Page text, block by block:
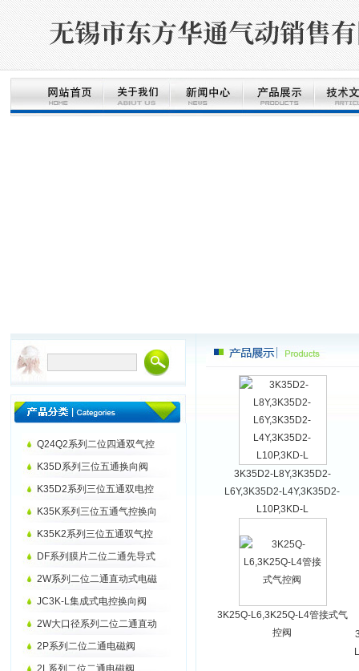
Q24Q2系列二位四通双气控
K35D系列三位五通换向阀
K35D2系列三位五通双电控
K35K系列三位五通气控换向
K35K2系列三位五通双气控
DF系列膜片二位二通先导式
2W系列二位二通直动式电磁
JC3K-L集成式电控换向阀
2W大口径系列二位二通直动
2P系列二位二通电磁阀
2L系列二位二通电磁阀
3K35D2-L8Y,3K35D2-
L6Y,3K35D2-L4Y,3K35D2-
L10P,3KD-L
3K25Q-L6,3K25Q-L4管接式气
控阀